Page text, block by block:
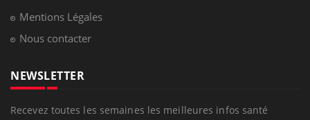
Mentions Légales
Nous contacter
NEWSLETTER
Recevez toutes les semaines les meilleures infos santé